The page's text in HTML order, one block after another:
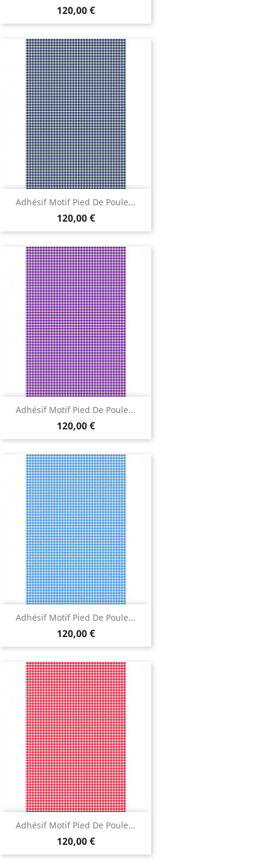
120,00 €
Adhésif Motif Pied De Poule...
120,00 €
Adhésif Motif Pied De Poule...
120,00 €
Adhésif Motif Pied De Poule...
120,00 €
Adhésif Motif Pied De Poule...
120,00 €